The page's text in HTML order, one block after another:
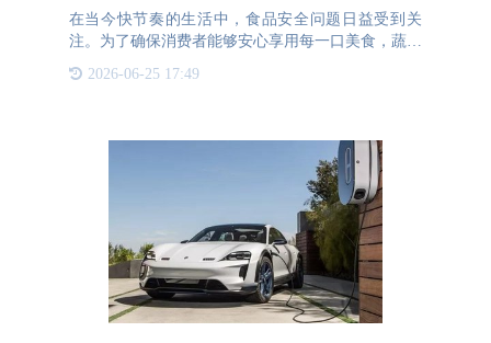
在当今快节奏的生活中，食品安全问题日益受到关
注。为了确保消费者能够安心享用每一口美食，蔬菜
一物一码溯源系统应运而生。这一创新技术不仅提升
了食品的安全性，还为农业生产带来了全新的管理模
2026-06-25 17:49